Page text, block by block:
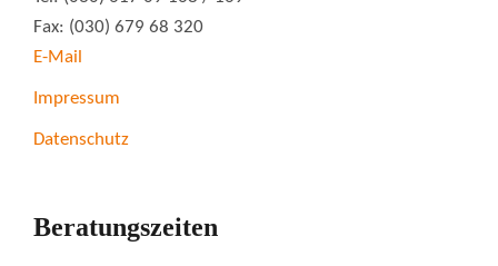
Fax: (030) 679 68 320
E-Mail
Impressum
Datenschutz
Beratungszeiten